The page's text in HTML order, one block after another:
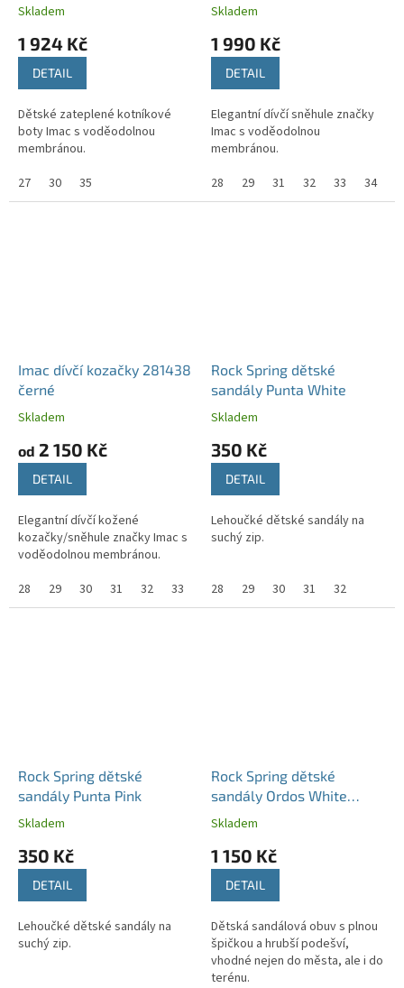
Skladem
1 924 Kč
DETAIL
Dětské zateplené kotníkové
boty Imac s voděodolnou
membránou.
27
30 35
Skladem
1 990 Kč
DETAIL
Elegantní dívčí sněhule značky
Imac s voděodolnou
membránou.
28
29 31 32 33 34
Imac dívčí kozačky 281438
černé
Skladem
od 2 150 Kč
DETAIL
Elegantní dívčí kožené
kozačky/sněhule značky Imac s
voděodolnou membránou.
28
29 30 31 32 33 34 35 38
Rock Spring dětské
sandály Punta White
Skladem
350 Kč
DETAIL
Lehoučké dětské sandály na
suchý zip.
28 29 30 31 32
Rock Spring dětské
sandály Punta Pink
Skladem
350 Kč
DETAIL
Lehoučké dětské sandály na
suchý zip.
Rock Spring dětské
sandály Ordos White
Fuchsia
Skladem
1 150 Kč
DETAIL
Dětská sandálová obuv s plnou
špičkou a hrubší podešví,
vhodné nejen do města, ale i do
terénu.